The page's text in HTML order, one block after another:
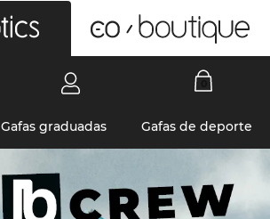
Gafas graduadas Gafas de deporte